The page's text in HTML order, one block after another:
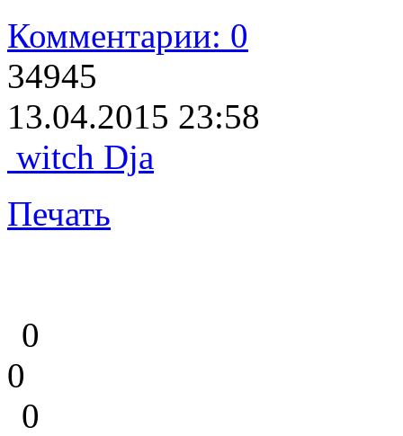
Комментарии: 0
34945
13.04.2015 23:58
witch Dja
Печать
0
0
0